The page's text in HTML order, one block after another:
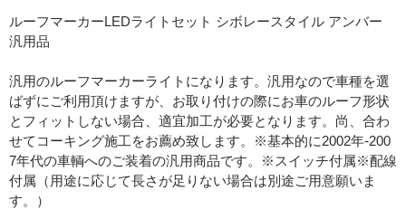
ルーフマーカーLEDライトセット シボレースタイル アンバー
汎用品
汎用のルーフマーカーライトになります。汎用なので車種を選
ばずにご利用頂けますが、お取り付けの際にお車のルーフ形状
とフィットしない場合、適宜加工が必要となります。尚、合わ
せてコーキング施工をお薦め致します。※基本的に2002年-200
7年代の車輌へのご装着の汎用商品です。※スイッチ付属※配線
付属（用途に応じて長さが足りない場合は別途ご用意願いま
す。）